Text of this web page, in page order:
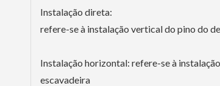
Instalação direta:
refere-se à instalação vertical do pino do
Instalação horizontal: refere-se à
escavadeira